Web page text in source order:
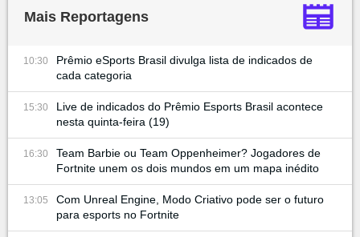
Mais Reportagens
10:30
Prêmio eSports Brasil divulga lista de indicados de
cada categoria
15:30
Live de indicados do Prêmio Esports Brasil acontece
nesta quinta-feira (19)
16:30
Team Barbie ou Team Oppenheimer? Jogadores de
Fortnite unem os dois mundos em um mapa inédito
13:05
Com Unreal Engine, Modo Criativo pode ser o futuro
para esports no Fortnite